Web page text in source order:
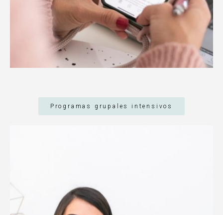
Programas grupales intensivos